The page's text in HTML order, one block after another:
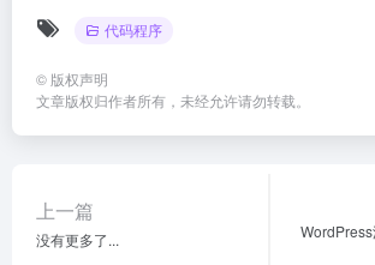
代码程序
© 版权声明
文章版权归作者所有，未经允许请勿转载。
上一篇
没有更多了...